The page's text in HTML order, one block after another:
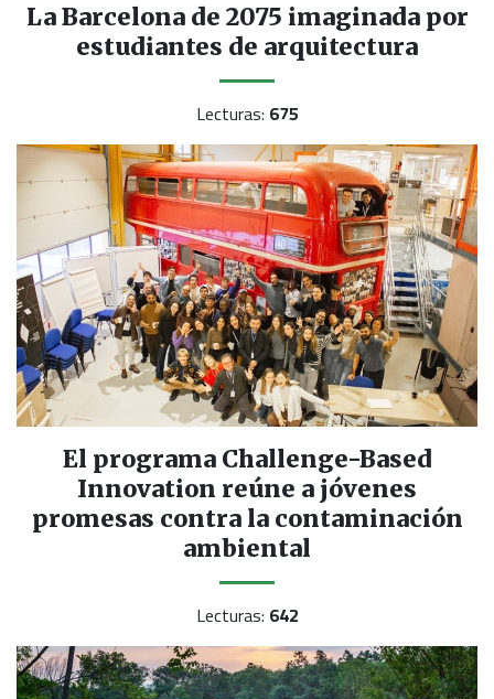
La Barcelona de 2075 imaginada por
estudiantes de arquitectura
Lecturas: 675
El programa Challenge-Based
Innovation reúne a jóvenes
promesas contra la contaminación
ambiental
Lecturas: 642